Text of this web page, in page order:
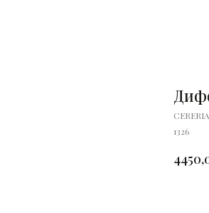
1326